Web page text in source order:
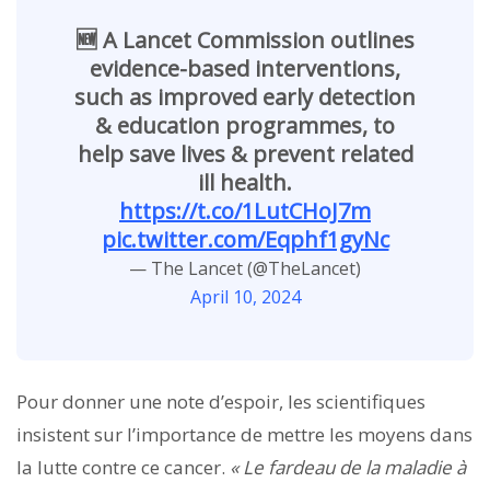
🆕 A Lancet Commission outlines
evidence-based interventions,
such as improved early detection
& education programmes, to
help save lives & prevent related
ill health.
https://t.co/1LutCHoJ7m
pic.twitter.com/Eqphf1gyNc
— The Lancet (@TheLancet)
April 10, 2024
Pour donner une note d’espoir, les scientifiques
insistent sur l’importance de mettre les moyens dans
la lutte contre ce cancer. « Le fardeau de la maladie à